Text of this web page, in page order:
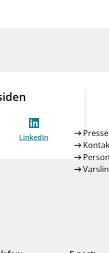
LinkedIn
Presse